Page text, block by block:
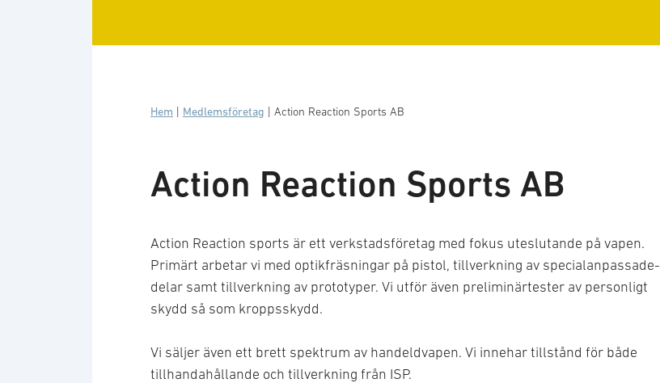
Hem Medlemsföretag Action Reaction Sports AB
Action Reaction Sports AB
Action Reaction sports är ett verkstadsföretag med fokus uteslutande på vapen.
Primärt arbetar vi med optikfräsningar på pistol, tillverkning av specialanpassade-
delar samt tillverkning av prototyper. Vi utför även preliminärtester av personligt
skydd så som kroppsskydd.
Vi säljer även ett brett spektrum av handeldvapen. Vi innehar tillstånd för både
tillhandahållande och tillverkning från ISP.